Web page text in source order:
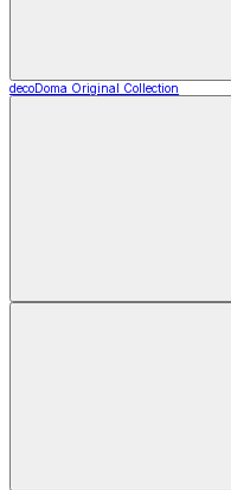
decoDoma Original Collection